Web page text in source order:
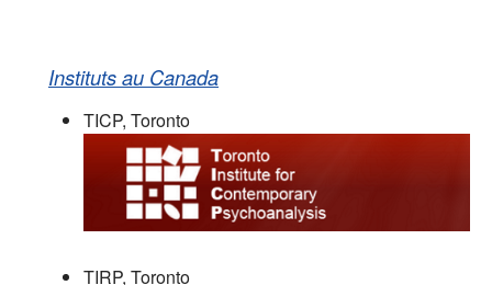
Instituts au Canada
TICP, Toronto
TIRP, Toronto